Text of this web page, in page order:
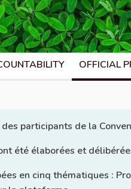
OFFICIAL
participants de la
été élaborées et
en cinq thématiques :